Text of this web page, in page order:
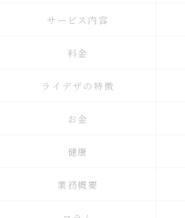
サービス内容
料金
ライデザの特徴
お金
健康
業務概要